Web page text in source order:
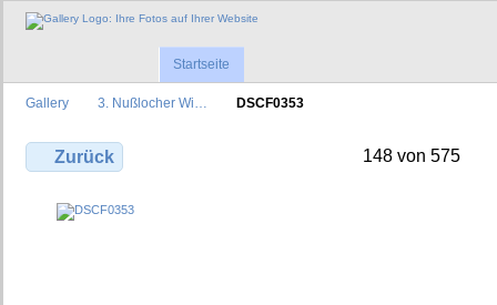
Startseite
Gallery 3. Nußlocher Wi… DSCF0353
Zurück 148 von 575